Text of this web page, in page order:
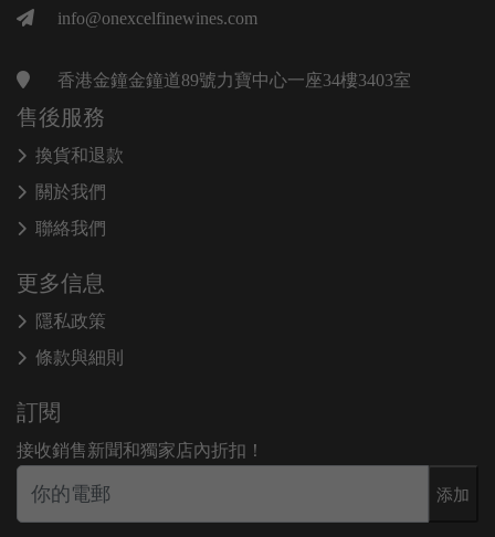
info@onexcelfinewines.com
香港金鐘金鐘道89號力寶中心一座34樓3403室
售後服務
換貨和退款
關於我們
聯絡我們
更多信息
隱私政策
條款與細則
訂閱
接收銷售新聞和獨家店內折扣！
添加